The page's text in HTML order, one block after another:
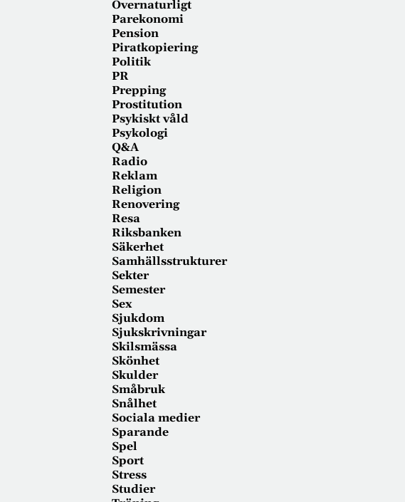
Övernaturligt
Parekonomi
Pension
Piratkopiering
Politik
PR
Prepping
Prostitution
Psykiskt våld
Psykologi
Q&A
Radio
Reklam
Religion
Renovering
Resa
Riksbanken
Säkerhet
Samhällsstrukturer
Sekter
Semester
Sex
Sjukdom
Sjukskrivningar
Skilsmässa
Skönhet
Skulder
Småbruk
Snålhet
Sociala medier
Sparande
Spel
Sport
Stress
Studier